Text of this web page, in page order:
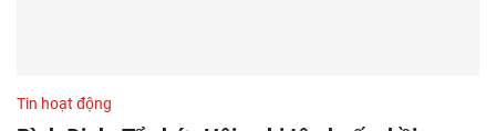
Tin hoạt động